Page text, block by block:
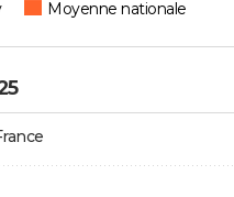
Moyenne nationale